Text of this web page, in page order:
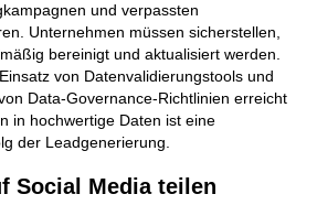
und verpassten
Unternehmen müssen sicherstellen,
bereinigt und aktualisiert werden.
von Datenvalidierungstools und
Data-Governance-Richtlinien erreicht
in hochwertige Daten ist eine
der Leadgenerierung.
Social Media teilen